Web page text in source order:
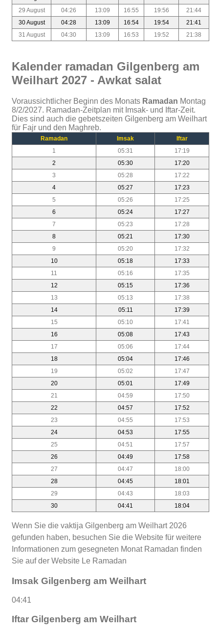
29 August
04:26 13:09 16:55 19:56
21:44
30 August
04:28 13:09 16:54 19:54
21:41
31 August
04:30 13:09 16:53 19:52 21:38
Kalender ramadan Gilgenberg am
Weilhart 2027 - Awkat salat
Voraussichtlicher Beginn des Monats Ramadan Montag
8/2/2027. Ramadan-Zeitplan mit Imsak- und Iftar-Zeit.
Dies sind auch die gebetszeiten Gilgenberg am Weilhart
für Fajr und den Maghreb.
Ramadan Imsak
Iftar
1
05:31
17:19
2
05:30
17:20
3
05:28
17:22
4
05:27
17:23
5
05:26
17:25
6
05:24
17:27
7
05:23
17:28
8
05:21
17:30
9
05:20
17:32
10
05:18
17:33
11
05:16
17:35
12
05:15
17:36
13
05:13
17:38
14
05:11
17:39
15
05:10
17:41
16
05:08
17:43
17
05:06
17:44
18
05:04
17:46
19
05:02
17:47
20
05:01
17:49
21
04:59
17:50
22
04:57
17:52
23
04:55
17:53
24
04:53
17:55
25
04:51
17:57
26
04:49
17:58
27
04:47
18:00
28
04:45
18:01
29
04:43
18:03
30
04:41 18:04
Wenn Sie die vaktija Gilgenberg am Weilhart 2026
gefunden haben, besuchen Sie die Website für weitere
Informationen zum gesegneten Monat Ramadan finden
Sie auf der Website Le Ramadan
Imsak Gilgenberg am Weilhart
04:41
Iftar Gilgenberg am Weilhart